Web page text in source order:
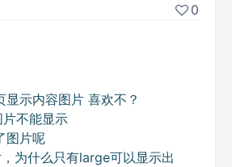
0
显示内容图片 喜欢不？
不能显示
图片呢
为什么只有large可以显示出